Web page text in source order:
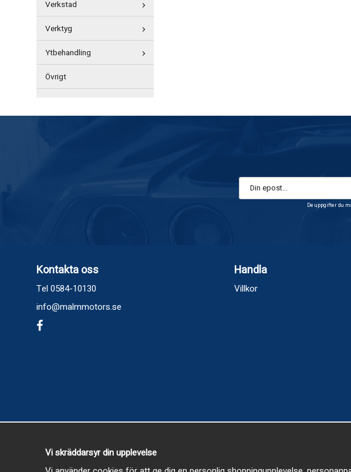
Verkstad
Verktyg
Ytbehandling
Övrigt
De uppgifter du
Kontakta oss
Tel 0584-10130
info@malmmotors.se
Handla
Villkor
Vi skräddarsyr din upplevelse